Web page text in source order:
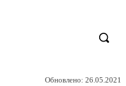
Обновлено: 26.05.2021